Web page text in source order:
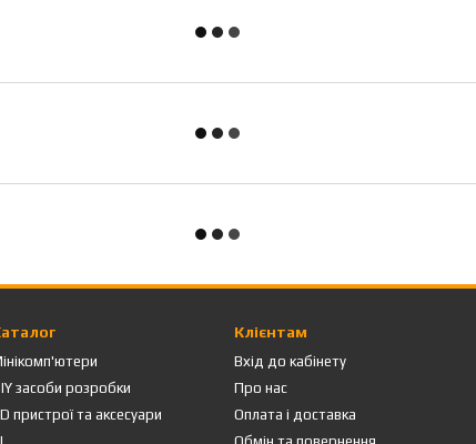
засоби розробки
пристрої та аксесуари
Клієнтам
Вхід до кабінету
Про нас
Оплата і доставка